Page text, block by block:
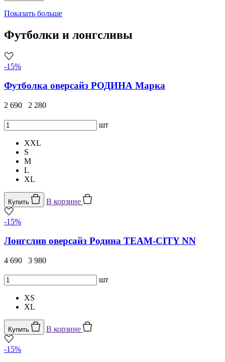
Показать больше
Футболки и лонгсливы
-15%
Футболка оверсайз РОДИНА Марка
2 690 2 280
шт
XXL
S
M
L
XL
Купить В корзине
-15%
Лонгслив оверсайз Родина TEAM-CITY NN
4 690 3 980
шт
XS
XL
Купить В корзине
-15%